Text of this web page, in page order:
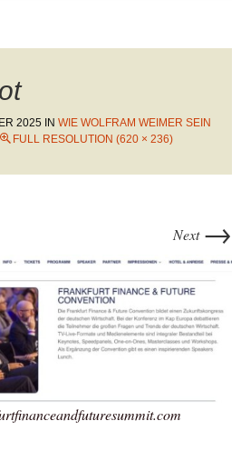
2025 IN WIE WOLFRAM WEIMER SEIN
FULL RESOLUTION (620 × 236)
Next →